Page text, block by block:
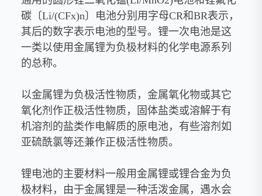
碳〔Li/(CFx)n〕电池分别用字母CR和BR表示，
其后的数字表示电池的型号。锂一次电池是这
一类以使用金属锂为负极材料的化学电源系列
的总称。
以金属锂为负极活性物质，金属氧化物或其它
氧化剂作正极活性物质，固体盐类或溶解于有
机溶剂的盐类作电解质的原电池，有些溶剂如
亚硫酰氯等还兼作正极活性物质。
锂电池的主要材料一般用金属锂或锂合金为负
极材料，由于金属锂是一种活泼金属，遇水会